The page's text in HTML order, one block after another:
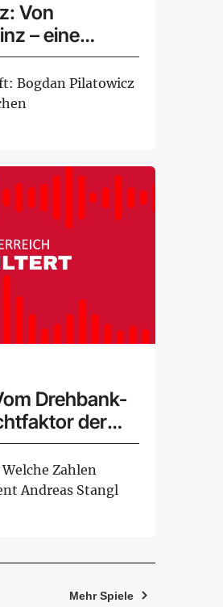
Von
– eine
Bogdan Pilatowicz
Drehbank-
der
Zahlen
Andreas Stangl
Mehr Spiele